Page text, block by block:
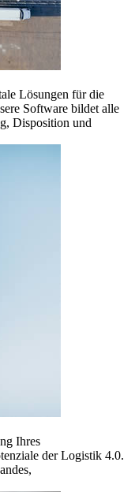
Lösungen für die
Software bildet alle
Disposition und
Ihres
der Logistik 4.0.